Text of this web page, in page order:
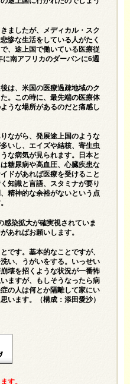
ましたが、メディカル・スク
惨な生活をしている人がたく
、途上国で働いている医療従
南アフリカのダーバンに6週
は、米国の医療過疎地域のク
。この時に、最先端の医療体
うな場所があるのだと痛感し
ながら、発展途上国のような
いし、エイズや結核、寄生虫
な病気が見られます。日本と
糖尿病や高血圧、心臓疾患な
ドがあれば医療を受けること
知識と言語、スタミナが要り
精神的な余裕がないという点
染拡大が確実視されていま
あればお願いします。
です。基本的なことですが、
い、うがいをする。いっせい
壊を招くような状況が一番怖
ますが、もしそうなったら病
の人は何とか隔離して家にい
います。（構成：添田愛沙）
す。